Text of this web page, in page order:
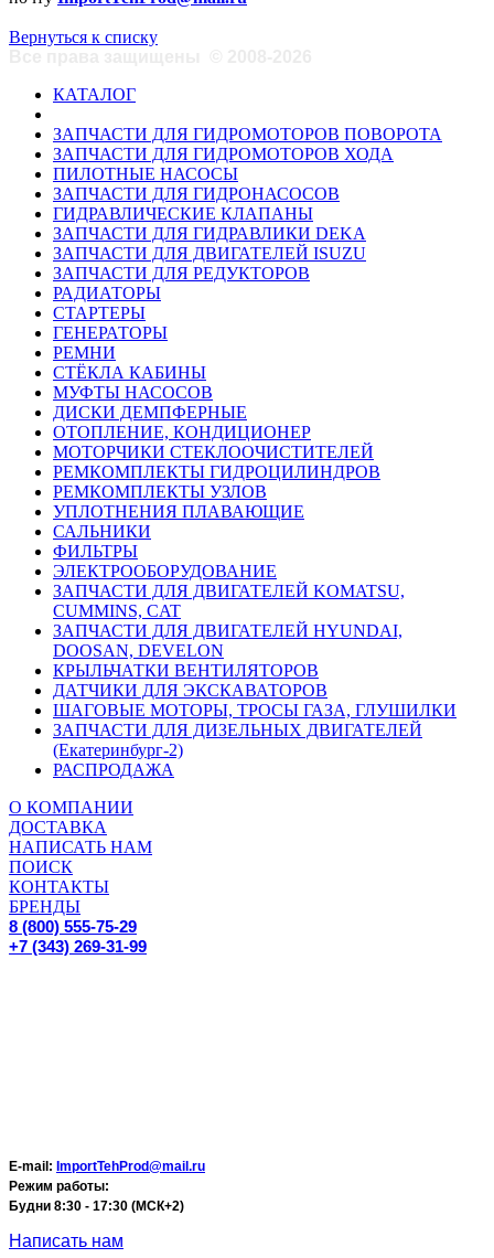
Вернуться к списку
КАТАЛОГ
ЗАПЧАСТИ ДЛЯ ГИДРОМОТОРОВ ПОВОРОТА
ЗАПЧАСТИ ДЛЯ ГИДРОМОТОРОВ ХОДА
ПИЛОТНЫЕ НАСОСЫ
ЗАПЧАСТИ ДЛЯ ГИДРОНАСОСОВ
ГИДРАВЛИЧЕСКИЕ КЛАПАНЫ
ЗАПЧАСТИ ДЛЯ ГИДРАВЛИКИ DEKA
ЗАПЧАСТИ ДЛЯ ДВИГАТЕЛЕЙ ISUZU
ЗАПЧАСТИ ДЛЯ РЕДУКТОРОВ
РАДИАТОРЫ
СТАРТЕРЫ
ГЕНЕРАТОРЫ
РЕМНИ
СТЁКЛА КАБИНЫ
МУФТЫ НАСОСОВ
ДИСКИ ДЕМПФЕРНЫЕ
ОТОПЛЕНИЕ, КОНДИЦИОНЕР
МОТОРЧИКИ СТЕКЛООЧИСТИТЕЛЕЙ
РЕМКОМПЛЕКТЫ ГИДРОЦИЛИНДРОВ
РЕМКОМПЛЕКТЫ УЗЛОВ
УПЛОТНЕНИЯ ПЛАВАЮЩИЕ
САЛЬНИКИ
ФИЛЬТРЫ
ЭЛЕКТРООБОРУДОВАНИЕ
ЗАПЧАСТИ ДЛЯ ДВИГАТЕЛЕЙ KOMATSU,
CUMMINS, CAT
ЗАПЧАСТИ ДЛЯ ДВИГАТЕЛЕЙ HYUNDAI,
DOOSAN, DEVELON
КРЫЛЬЧАТКИ ВЕНТИЛЯТОРОВ
ДАТЧИКИ ДЛЯ ЭКСКАВАТОРОВ
ШАГОВЫЕ МОТОРЫ, ТРОСЫ ГАЗА, ГЛУШИЛКИ
ЗАПЧАСТИ ДЛЯ ДИЗЕЛЬНЫХ ДВИГАТЕЛЕЙ
(Екатеринбург-2)
РАСПРОДАЖА
О КОМПАНИИ
ДОСТАВКА
НАПИСАТЬ НАМ
ПОИСК
КОНТАКТЫ
БРЕНДЫ
8 (800) 555-75-29
+7 (343) 269-31-99
E-mail: ImportTehProd@mail.ru
Режим работы:
Будни 8:30 - 17:30 (МСК+2)
Написать нам